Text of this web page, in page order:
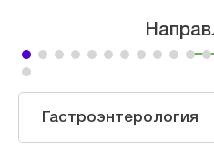
Гастроэнтерология